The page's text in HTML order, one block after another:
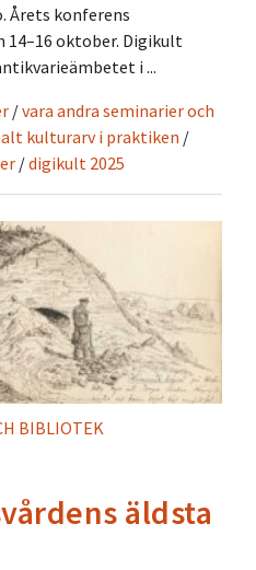
Årets konferens
14–16 oktober. Digikult
i ...
/vara andra seminarier och
kulturarv i praktiken /
/digikult 2025
BIBLIOTEK
äldsta